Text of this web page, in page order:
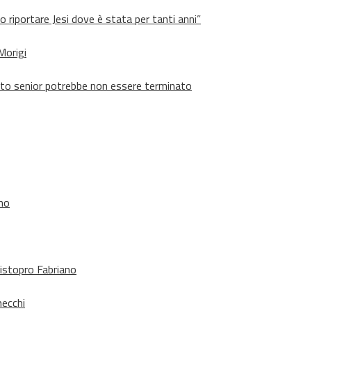
riportare Jesi dove è stata per tanti anni”
senior potrebbe non essere terminato
Fabriano